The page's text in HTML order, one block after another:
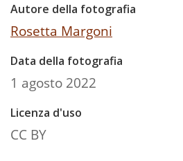
Autore della fotografia
Rosetta Margoni
Data della fotografia
1 agosto 2022
Licenza d'uso
CC BY